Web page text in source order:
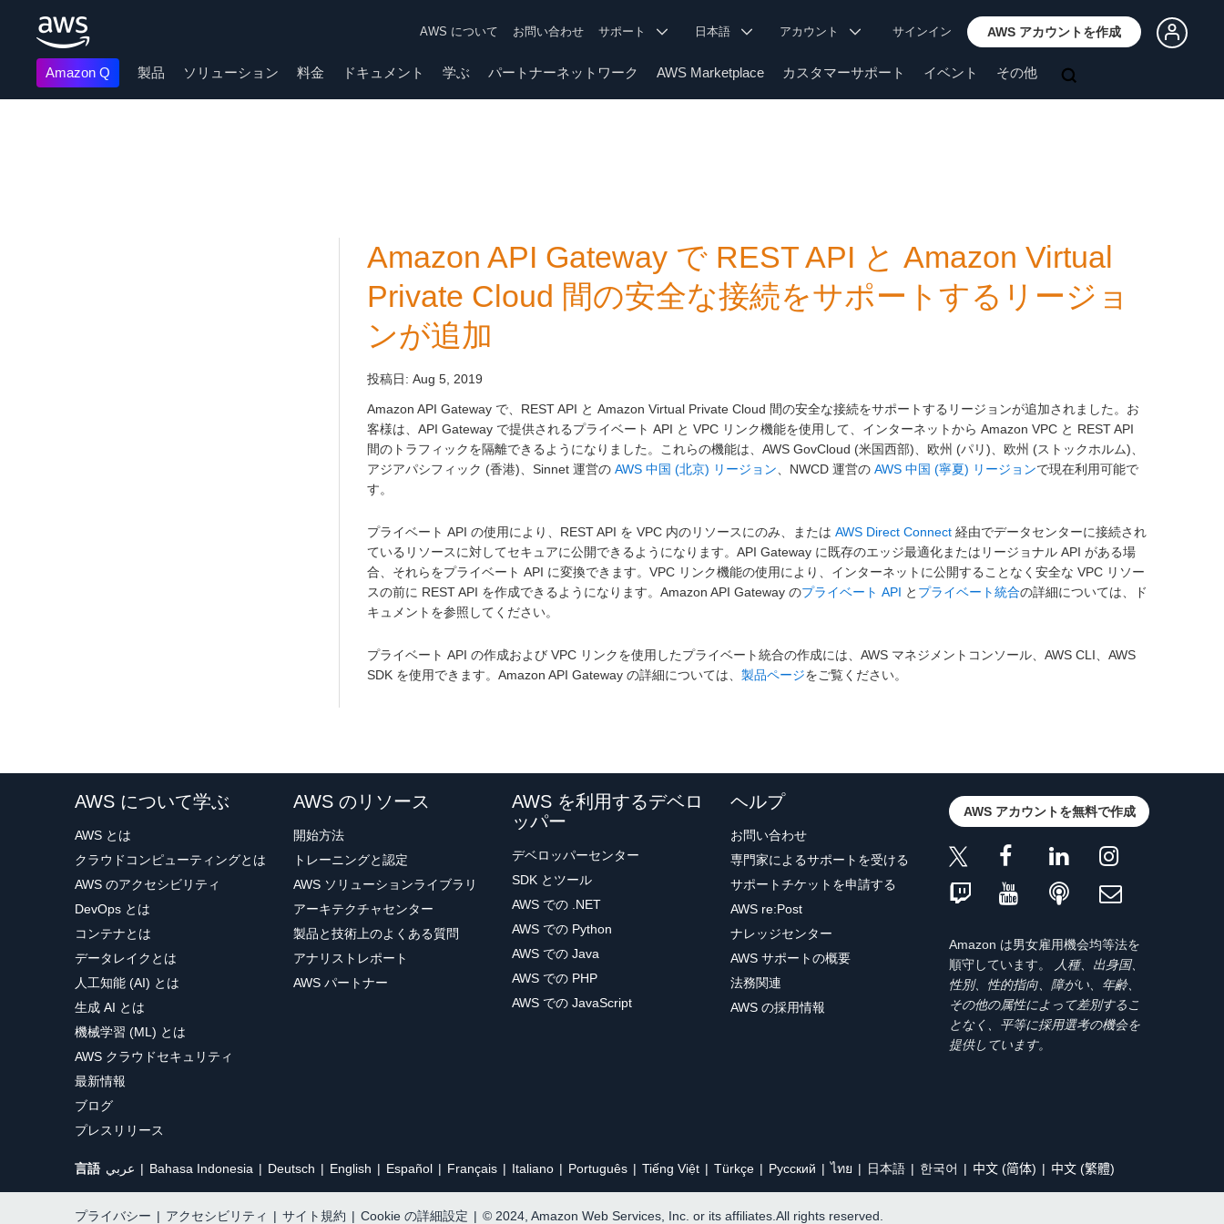
AWS について お問い合わせ サポート 日本語 アカウント サインイン AWS アカウントを作成
Amazon Q 製品 ソリューション 料金 ドキュメント 学ぶ パートナーネットワーク AWS Marketplace カスタマーサポート イベント その他
Amazon API Gateway で REST API と Amazon Virtual
Private Cloud 間の安全な接続をサポートするリージョ
ンが追加
投稿日: Aug 5, 2019
Amazon API Gateway で、REST API と Amazon Virtual Private Cloud 間の安全な接続をサポートするリージョンが追加されました。お
客様は、API Gateway で提供されるプライベート API と VPC リンク機能を使用して、インターネットから Amazon VPC と REST API
間のトラフィックを隔離できるようになりました。これらの機能は、AWS GovCloud (米国西部)、欧州 (パリ)、欧州 (ストックホルム)、
アジアパシフィック (香港)、Sinnet 運営の AWS 中国 (北京) リージョン 、NWCD 運営の AWS 中国 (寧夏) リージョンで現在利用可能で
す。
プライベート API の使用により、REST API を VPC 内のリソースにのみ、または AWS Direct Connect 経由でデータセンターに接続され
ているリソースに対してセキュアに公開できるようになります。API Gateway に既存のエッジ最適化またはリージョナル API がある場
合、それらをプライベート API に変換できます。VPC リンク機能の使用により、インターネットに公開することなく安全な VPC リソー
スの前に REST API を作成できるようになります。Amazon API Gateway のプライベート API と プライベート統合の詳細については、ド
キュメントを参照してください。
プライベート API の作成および VPC リンクを使用したプライベート統合の作成には、AWS マネジメントコンソール、AWS CLI、AWS
SDK を使用できます。Amazon API Gateway の詳細については、 製品ページをご覧ください。
AWS について学ぶ
AWS とは
クラウドコンピューティングとは
AWS のアクセシビリティ
DevOps とは
コンテナとは
データレイクとは
人工知能 (AI) とは
生成 AI とは
機械学習 (ML) とは
AWS クラウドセキュリティ
最新情報
ブログ
プレスリリース
AWS のリソース
開始方法
トレーニングと認定
AWS ソリューションライブラリ
アーキテクチャセンター
製品と技術上のよくある質問
アナリストレポート
AWS パートナー
AWS を利用するデベロ
ッパー
デベロッパーセンター
SDK とツール
AWS での .NET
AWS での Python
AWS での Java
AWS での PHP
AWS での JavaScript
ヘルプ
お問い合わせ
専門家によるサポートを受ける
サポートチケットを申請する
AWS re:Post
ナレッジセンター
AWS サポートの概要
法務関連
AWS の採用情報
AWS アカウントを無料で作成
Amazon は男女雇用機会均等法を
順守しています。
人種、出身国、
性別、性的指向、障がい、年齢、
その他の属性によって差別するこ
となく、平等に採用選考の機会を
提供しています。
言語 عربي Bahasa Indonesia Deutsch English Español Français Italiano Português Tiếng Việt Türkçe Ρусский ไทย 日本語 한국어 中文 (简体) 中文 (繁體)
プライバシー | アクセシビリティ | サイト規約 | Cookie の詳細設定 | © 2024, Amazon Web Services, Inc. or its affiliates.All rights reserved.